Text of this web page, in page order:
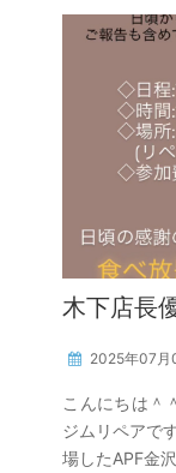
木下店長
2025年07月
こんにちは＾
ジムリペアで
場したAPF金